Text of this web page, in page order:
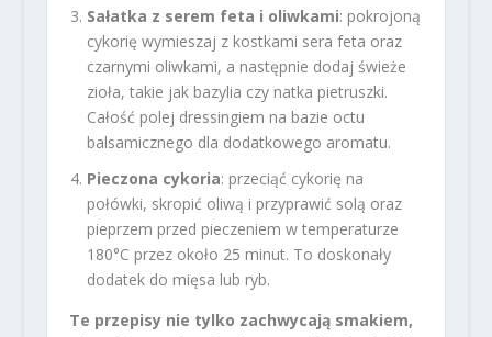
Sałatka z serem feta i oliwkami: pokrojoną
cykorię wymieszaj z kostkami sera feta oraz
czarnymi oliwkami, a następnie dodaj świeże
zioła, takie jak bazylia czy natka pietruszki.
Całość polej dressingiem na bazie octu
balsamicznego dla dodatkowego aromatu.
Pieczona cykoria: przeciąć cykorię na
połówki, skropić oliwą i przyprawić solą oraz
pieprzem przed pieczeniem w temperaturze
180°C przez około 25 minut. To doskonały
dodatek do mięsa lub ryb.
Te przepisy nie tylko zachwycają smakiem,